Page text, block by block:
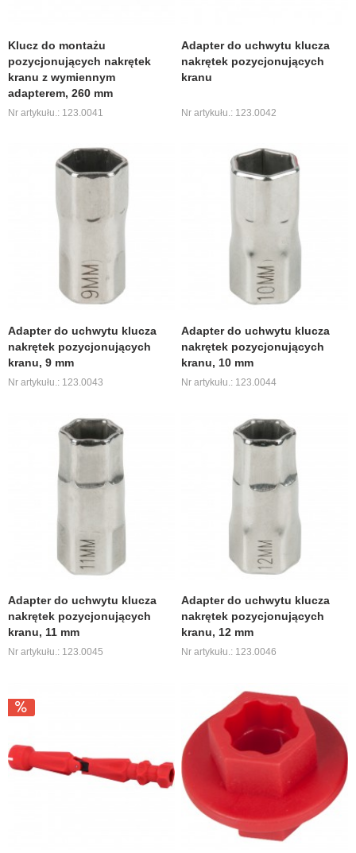
Klucz do montażu
pozycjonujących nakrętek
kranu z wymiennym
adapterem, 260 mm
Nr artykułu.: 123.0041
Adapter do uchwytu klucza
nakrętek pozycjonujących
kranu
Nr artykułu.: 123.0042
Adapter do uchwytu klucza
nakrętek pozycjonujących
kranu, 9 mm
Nr artykułu.: 123.0043
Adapter do uchwytu klucza
nakrętek pozycjonujących
kranu, 10 mm
Nr artykułu.: 123.0044
Adapter do uchwytu klucza
nakrętek pozycjonujących
kranu, 11 mm
Nr artykułu.: 123.0045
Adapter do uchwytu klucza
nakrętek pozycjonujących
kranu, 12 mm
Nr artykułu.: 123.0046